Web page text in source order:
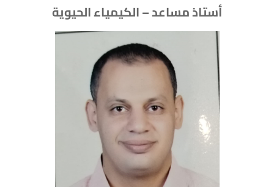
أستاذ مساعد – الكيمياء الحيوية